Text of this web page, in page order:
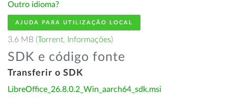
Outro idioma?
AJUDA PARA UTILIZAÇÃO LOCAL
3.6 MB (Torrent, Informações)
SDK e código fonte
Transferir o SDK
LibreOffice_26.8.0.2_Win_aarch64_sdk.msi